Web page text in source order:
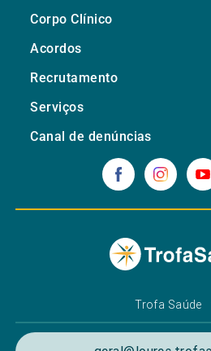
Corpo Clínico
Acordos
Recrutamento
Serviços
Canal de denúncias
Trofa Saúde